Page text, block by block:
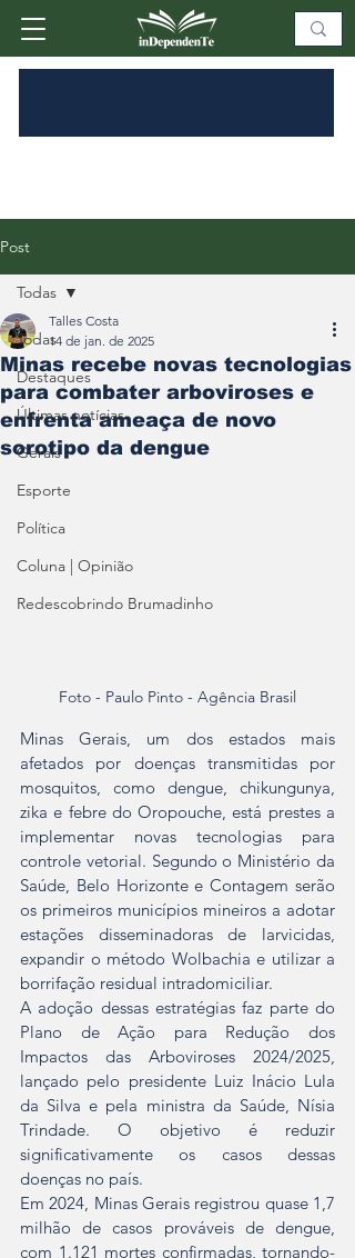
Post
Todas
Destaques
Últimas notícias
Gerais
Esporte
Política
Coluna | Opinião
Redescobrindo Brumadinho
Todas
Minas recebe novas tecnologias
para combater arboviroses e
enfrenta ameaça de novo
sorotipo da dengue
Talles Costa
14 de jan. de 2025
Foto - Paulo Pinto - Agência Brasil
Minas Gerais, um dos estados mais
afetados por doenças transmitidas por
mosquitos, como dengue, chikungunya,
zika e febre do Oropouche, está prestes a
implementar novas tecnologias para
controle vetorial. Segundo o Ministério da
Saúde, Belo Horizonte e Contagem serão
os primeiros municípios mineiros a adotar
estações disseminadoras de larvicidas,
expandir o método Wolbachia e utilizar a
borrifação residual intradomiciliar.
A adoção dessas estratégias faz parte do
Plano de Ação para Redução dos
Impactos das Arboviroses 2024/2025,
lançado pelo presidente Luiz Inácio Lula
da Silva e pela ministra da Saúde, Nísia
Trindade. O objetivo é reduzir
significativamente os casos dessas
doenças no país.
Em 2024, Minas Gerais registrou quase 1,7
milhão de casos prováveis de dengue,
com 1.121 mortes confirmadas, tornando-